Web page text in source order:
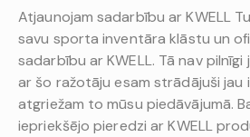
Atjaunojam sadarbību ar KWELL
savu sporta inventāra klāstu un
sadarbību ar KWELL. Tā nav
ar šo ražotāju esam strādājuši jau
atgriežam to mūsu piedāvājumā.
iepriekšējo pieredzi ar KWELL